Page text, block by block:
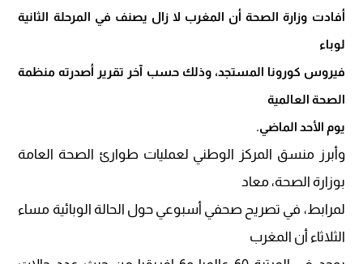
أفادت وزارة الصحة أن المغرب لا زال يصنف في المرحلة الثانية
لوباء
فيروس كورونا المستجد، وذلك حسب آخر تقرير أصدرته منظمة
الصحة العالمية
يوم الأحد الماضي.
وأبرز منسق المركز الوطني لعمليات طوارئ الصحة العامة
بوزارة الصحة، معاد
لمرابط، في تصريح صحفي أسبوعي حول الحالة الوبائية مساء
الثلاثاء أن المغرب